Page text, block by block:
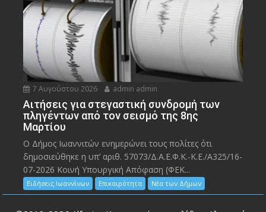
7 Αυγούστου 2026 admin admin
Αιτήσεις για στεγαστική συνδρομή των
πληγέντων από τον σεισμό της 8ης
Μαρτίου
Ο Δήμος Ιωαννιτών ενημερώνει τους πολίτες ότι
δημοσιεύθηκε η υπ’ αριθ. 57073/Δ.Α.Ε.Φ.Κ.-Κ.Ε./Α325/16-
07-2026 Κοινή Υπουργική Απόφαση (ΦΕΚ...
Ειδήσεις Ιωαννίνων Επικαιρότητα Νέα των Δήμων